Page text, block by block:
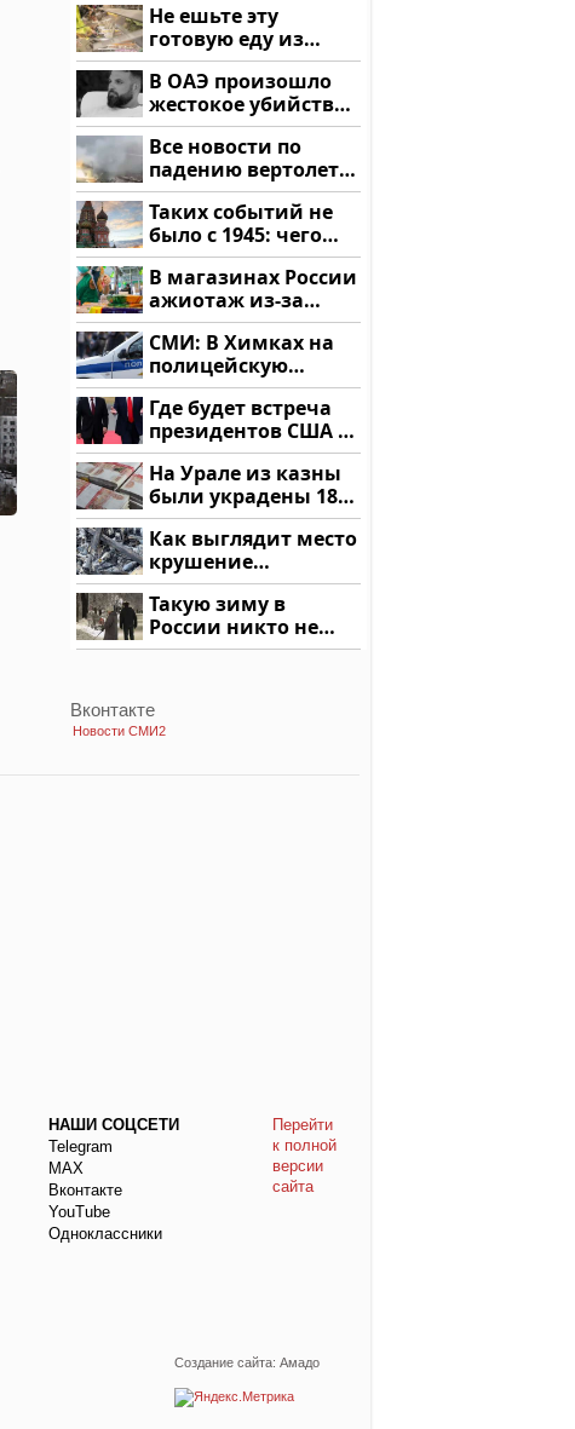
Не ешьте эту
готовую еду из
магазина: список
В ОАЭ произошло
жестокое убийство
криптомиллионера
Все новости по
падению вертолета
на Кавказе: читать
здесь
Таких событий не
было с 1945: чего
ждать всем нам?
В магазинах России
ажиотаж из-за
этого продукта: что
купить?
СМИ: В Химках на
полицейскую
машину напали и
подожгли.
Где будет встреча
президентов США и
России: Европа?
На Урале из казны
были украдены 18
миллионов рублей
Как выглядит место
крушение
вертолета на
Кавказе: смотреть
Такую зиму в
России никто не
ждал: как так?!
Вконтакте
Новости СМИ2
НАШИ СОЦСЕТИ
Telegram
МАХ
Вконтакте
YouTube
Одноклассники
Перейти
к полной
версии
сайта
Создание сайта: Амадо